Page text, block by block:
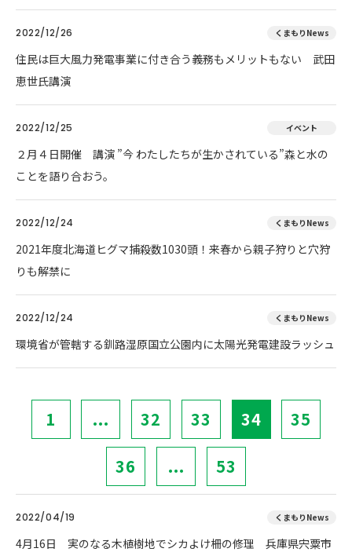
2022/12/26 くまもりNews
住民は巨大風力発電事業に付き合う義務もメリットもない 武田
恵世氏講演
2022/12/25 イベント
２月４日開催 講演 ”今 わたしたちが生かされている”森と水の
ことを語り合おう。
2022/12/24 くまもりNews
2021年度北海道ヒグマ捕殺数1030頭！来春から親子狩りと穴狩
りも解禁に
2022/12/24 くまもりNews
環境省が管轄する釧路湿原国立公園内に太陽光発電建設ラッシュ
1 ... 32 33 34 35
36 ... 53
2022/04/19 くまもりNews
4月16日 実のなる木植樹地でシカよけ柵の修理 兵庫県宍粟市